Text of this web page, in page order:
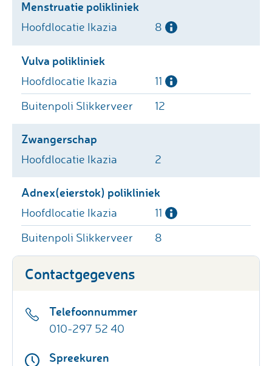
Menstruatie polikliniek
8
Vulva polikliniek
11
12
Zwangerschap
2
Adnex(eierstok) polikliniek
11
8
Contactgegevens
Telefoonnummer
010-297 52 40
Spreekuren